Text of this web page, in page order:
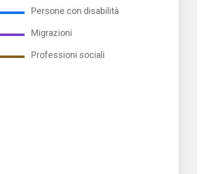
Persone con disabilità
Migrazioni
Professioni sociali